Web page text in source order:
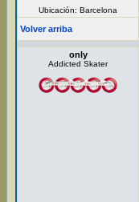
Ubicación: Barcelona
Volver arriba
only
Addicted Skater